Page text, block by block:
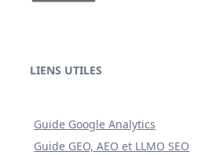
LIENS UTILES
Guide Google Analytics
Guide GEO, AEO et LLMO SEO